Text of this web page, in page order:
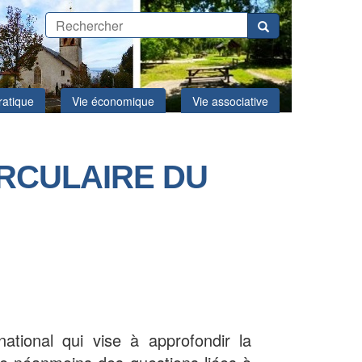
Vie économique Vie associative
DU
qui vise à approfondir la